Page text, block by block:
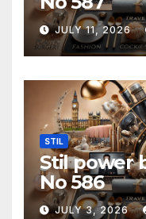
JULY 11, 2026
STIL
Stil power
No 586
JULY 3, 2026